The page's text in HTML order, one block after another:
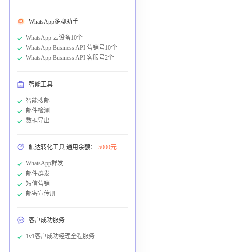
WhatsApp多聊助手
WhatsApp 云设备10个
WhatsApp Business API 营销号10个
WhatsApp Business API 客服号2个
智能工具
智能搜邮
邮件检测
数据导出
触达转化工具 通用余额： 5000元
WhatsApp群发
邮件群发
短信营销
邮寄宣传册
客户成功服务
1v1客户成功经理全程服务